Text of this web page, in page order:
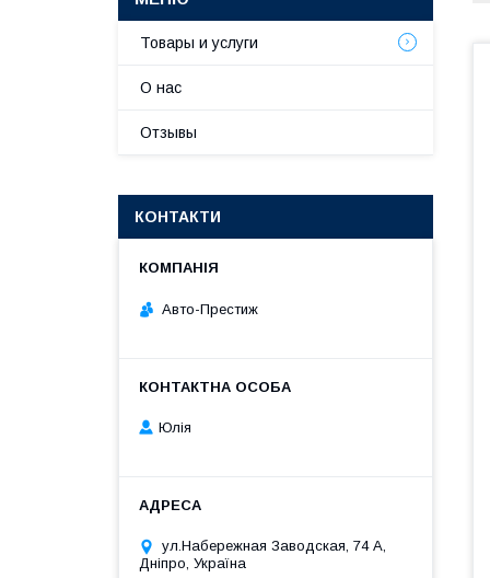
Товары и услуги
О нас
Отзывы
КОНТАКТИ
Авто-Престиж
Юлія
ул.Набережная Заводская, 74 А,
Дніпро, Україна